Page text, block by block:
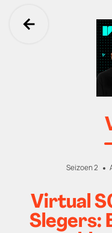
Ga terug
Seizoen 2
Virtual
Slegers: